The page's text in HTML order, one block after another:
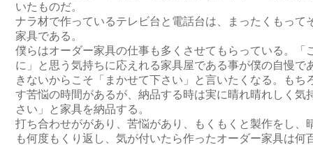
いたものだ。
ナラ材で作っているテレビ台と電話台は、まったくもって
家具である。
僕らはオーダー家具の仕事も多くさせてもらっている。「
に」と思う気持ちに応えれる家具屋である事が僕の自慢で
きないからこそ「まかせて下さい」と言いたくなる。もち
す苦悩の時間があるが、納品する時は実に晴れ晴れしく気
さい」と家具を納品する。
打ち合わせががあり、苦悩があり、もくもくと製作をし、
も何度もくり返し、気が付いたら作ったオーダー家具は何